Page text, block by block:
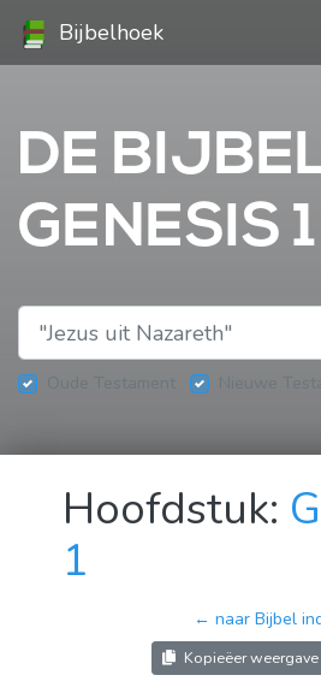
Bijbelhoek
DE
GENESIS 1
Hoofdstuk:
1
← naar Bijbel
Kopieëer